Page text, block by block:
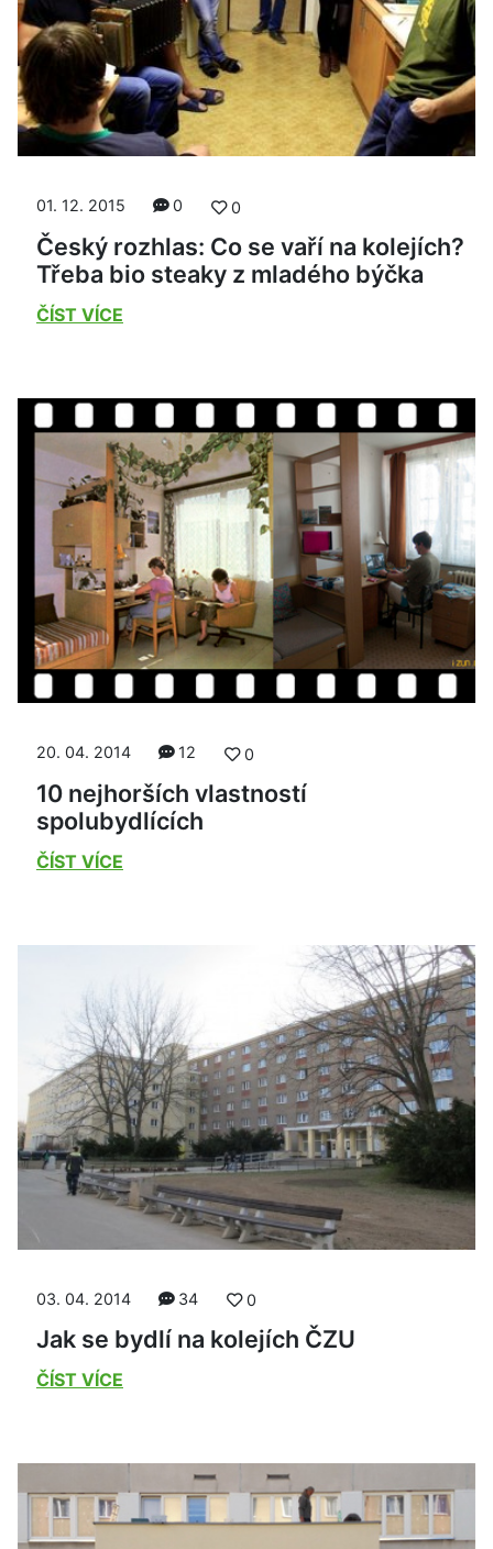
01. 12. 2015 0 0
Český rozhlas: Co se vaří na kolejích?
Třeba bio steaky z mladého býčka
ČÍST VÍCE
20. 04. 2014 12 0
10 nejhorších vlastností
spolubydlících
ČÍST VÍCE
03. 04. 2014 34 0
Jak se bydlí na kolejích ČZU
ČÍST VÍCE